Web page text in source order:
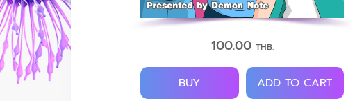
100.00 THB.
BUY ADD TO CART